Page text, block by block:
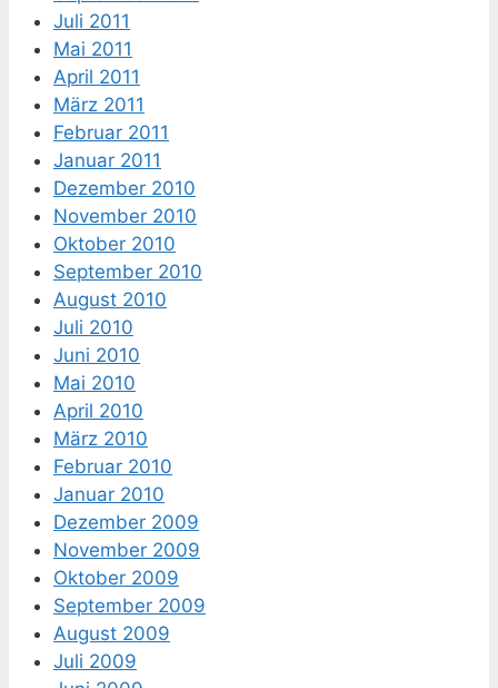
Juli 2011
Mai 2011
April 2011
März 2011
Februar 2011
Januar 2011
Dezember 2010
November 2010
Oktober 2010
September 2010
August 2010
Juli 2010
Juni 2010
Mai 2010
April 2010
März 2010
Februar 2010
Januar 2010
Dezember 2009
November 2009
Oktober 2009
September 2009
August 2009
Juli 2009